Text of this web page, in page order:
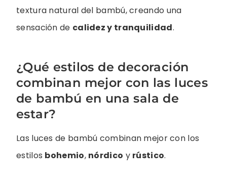
textura natural del bambú, creando una
sensación de calidez y tranquilidad.
¿Qué estilos de decoración
combinan mejor con las luces
de bambú en una sala de
estar?
Las luces de bambú combinan mejor con los
estilos bohemio, nórdico y rústico.